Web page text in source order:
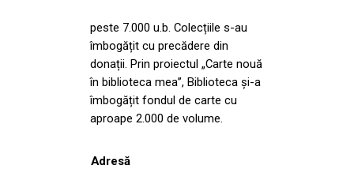
peste 7.000 u.b. Colecțiile s-au
îmbogățit cu precădere din
donații. Prin proiectul „Carte nouă
în biblioteca mea”, Biblioteca și-a
îmbogățit fondul de carte cu
aproape 2.000 de volume.
Adresă